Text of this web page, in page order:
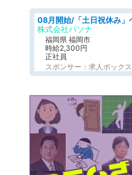
株式会社パソナ
福岡県 福岡市
時給2,300円
正社員
スポンサー：求人ボックス